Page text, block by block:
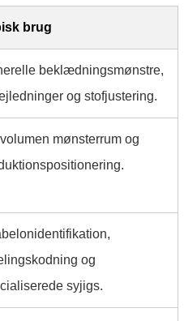
brug
beklædningsmønstre,
og stofjustering.
mønsterrum og
og
syjigs.